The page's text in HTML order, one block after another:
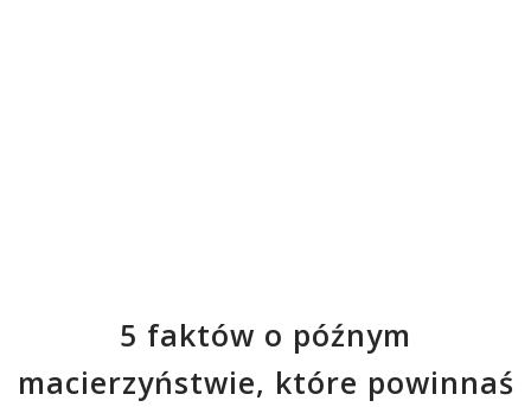
5 faktów o późnym
macierzyństwie, które powinnaś